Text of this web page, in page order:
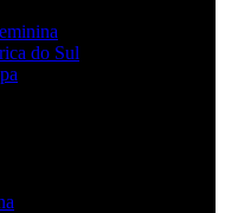
do Sul